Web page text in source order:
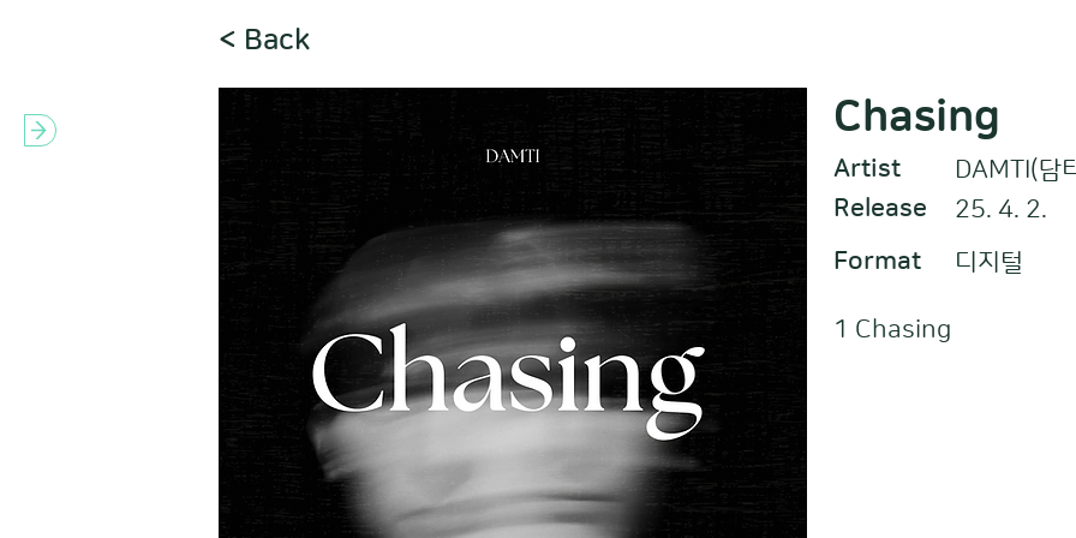
< Back
Chasing
Artist
DAMTI(담
Release
25. 4. 2.
Format
디지털
1 Chasing